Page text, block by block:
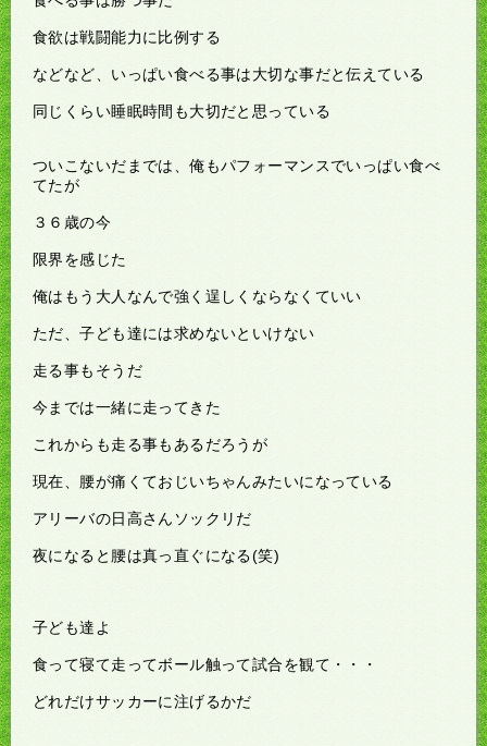
食欲は戦闘能力に比例する
などなど、いっぱい食べる事は大切な事だと伝えている
同じくらい睡眠時間も大切だと思っている
ついこないだまでは、俺もパフォーマンスでいっぱい食べ
てたが
３６歳の今
限界を感じた
俺はもう大人なんで強く逞しくならなくていい
ただ、子ども達には求めないといけない
走る事もそうだ
今までは一緒に走ってきた
これからも走る事もあるだろうが
現在、腰が痛くておじいちゃんみたいになっている
アリーバの日高さんソックリだ
夜になると腰は真っ直ぐになる(笑)
子ども達よ
食って寝て走ってボール触って試合を観て・・・
どれだけサッカーに注げるかだ